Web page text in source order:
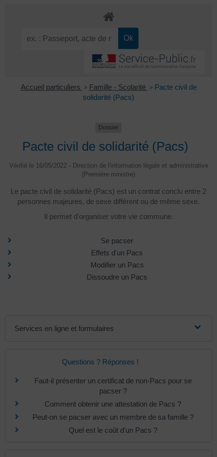
Accueil particuliers > Famille - Scolarité > Pacte civil de
solidarité (Pacs)
Dossier
Pacte civil de solidarité (Pacs)
Vérifié le 16/05/2022 - Direction de l'information légale et administrative
(Première ministre)
Le pacte civil de solidarité (Pacs) est un contrat conclu entre 2
personnes majeures, de sexe différent ou de même sexe.
Il permet d'organiser votre vie commune.
Se pacser
Effets d'un Pacs
Modifier un Pacs
Dissoudre un Pacs
Services en ligne et formulaires
Questions ? Réponses !
Faut-il présenter un certificat de non-Pacs pour se
pacser ?
Comment obtenir une attestation de Pacs ?
Peut-on se pacser avec un membre de sa famille ?
Quel est le coût d'un Pacs ?